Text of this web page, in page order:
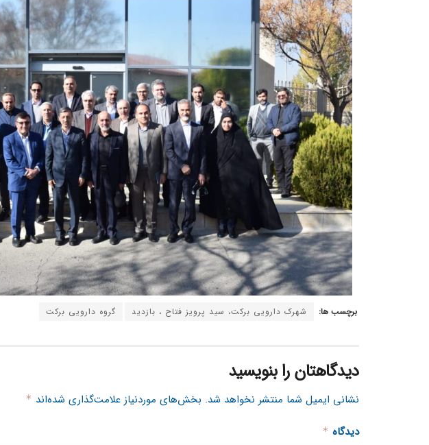
برچسب ها: شهرک دارویی برکت، سید پرویز فتاح ، بازدید گروه دارویی برکت
دیدگاهتان را بنویسید
نشانی ایمیل شما منتشر نخواهد شد. بخش‌های موردنیاز علامت‌گذاری شده‌اند *
دیدگاه *